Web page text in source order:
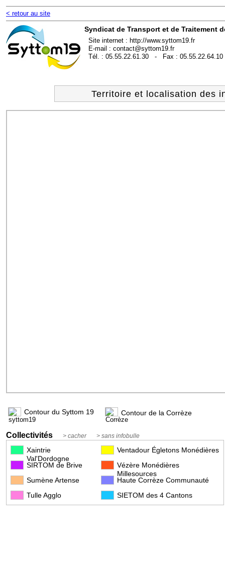
< retour au site
Syndicat de Transport et de Traitement
Site internet : http://www.syttom19.fr
E-mail : contact@syttom19.fr
Tél. : 05.55.22.61.30 - Fax : 05.55.22.64.10
Territoire et localisation des
Contour du Syttom 19 Contour de la Corrèze
Collectivités > cacher > sans infobulle
Xaintrie
Val'Dordogne
SIRTOM de Brive
Sumène Artense
Tulle Agglo
Ventadour Égletons Monédières
Vézère Monédières
Millesources
Haute Corrèze Communauté
SIETOM des 4 Cantons